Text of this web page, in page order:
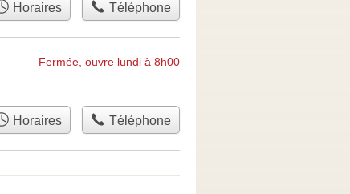
Horaires Téléphone
Fermée, ouvre lundi à 8h00
Horaires Téléphone